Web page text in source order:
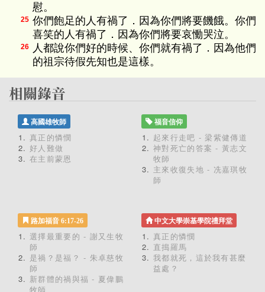
慰。
25 你們飽足的人有禍了．因為你們將要饑餓。你們
喜笑的人有禍了．因為你們將要哀慟哭泣。
26
人都說你們好的時候、你們就有禍了．因為他們
的祖宗待假先知也是這樣。
高國雄牧師
真正的憐憫
好人難做
在主前蒙恩
福音信仰
起來行走吧 - 梁紫健傳道
神對死亡的答案 - 黃志文
牧師
主來收復失地 - 冼嘉琪牧
師
路加福音 6:17-26
選擇最重要的 - 謝又生牧
師
是禍？是福？ - 朱卓慈牧
師
新群體的禍與福 - 夏偉鵬
牧師
中文大學崇基學院禮拜堂
真正的憐憫
直搗羅馬
我都就死，這於我有甚麼
益處？